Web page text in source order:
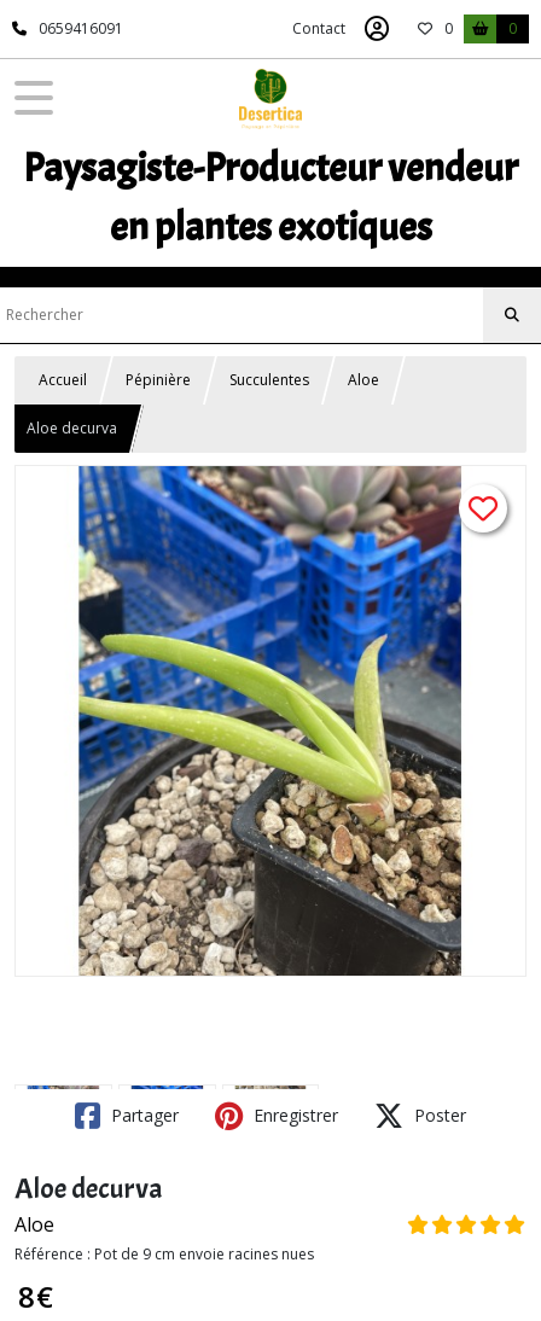
0659416091 Contact 0 0
Paysagiste-Producteur vendeur
en plantes exotiques
Accueil Pépinière Succulentes Aloe
Aloe decurva
Partager Enregistrer Poster
Aloe decurva
Aloe
Référence : Pot de 9 cm envoie racines nues
8€